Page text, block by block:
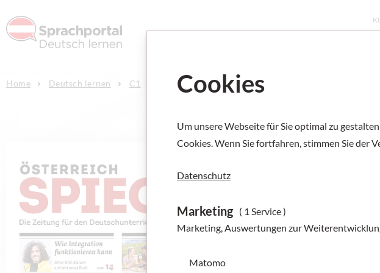
Home Deutsch lernen C1 Lernmaterialien
Cookies
Um unsere Webseite für Sie optimal zu
Cookies. Wenn Sie fortfahren, stimmen Sie der
Datenschutz
Marketing ( 1 Service )
Marketing, Auswertungen zur
Matomo